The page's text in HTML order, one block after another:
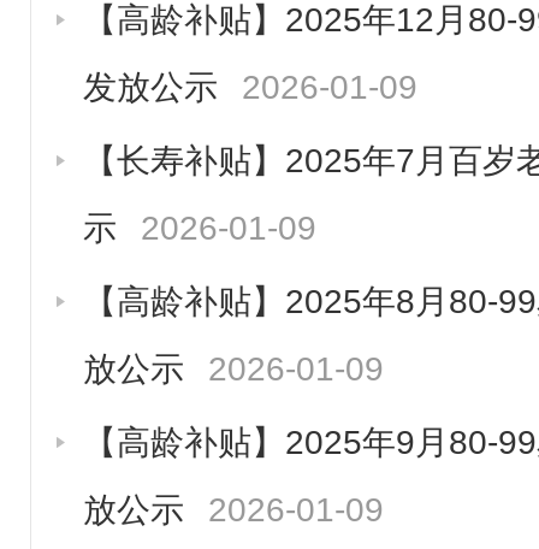
【高龄补贴】2025年12月80-
发放公示
2026-01-09
【长寿补贴】2025年7月百岁
示
2026-01-09
【高龄补贴】2025年8月80-
放公示
2026-01-09
【高龄补贴】2025年9月80-
放公示
2026-01-09